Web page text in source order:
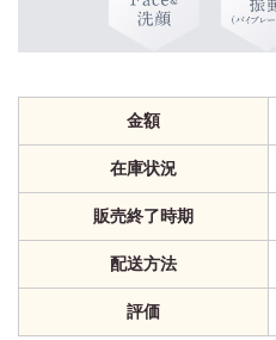
金額
在庫状況
販売終了時期
配送方法
評価